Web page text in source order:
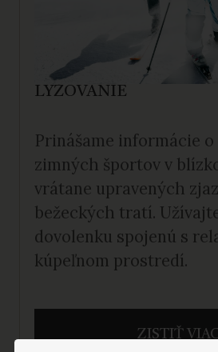
LYŽOVANIE
Prinášame informácie
zimných športov v
vrátane upravených
bežeckých tratí.
dovolenku spojenú s
kúpeľnom prostredí.
ZISTIŤ